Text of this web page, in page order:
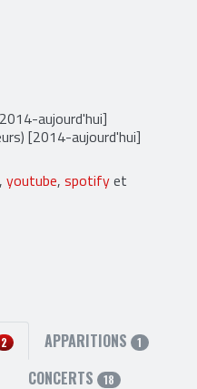
aujourd'hui]
[2014-aujourd'hui]
, youtube, spotifyet
2 APPARITIONS 1
CONCERTS 18